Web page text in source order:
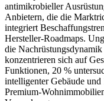
antimikrobieller
Anbietern, die die
integriert
Hersteller-Roadmaps.
die
konzentrieren sich auf
Funktionen, 20 %
intelligenter Gebäude
Premium-